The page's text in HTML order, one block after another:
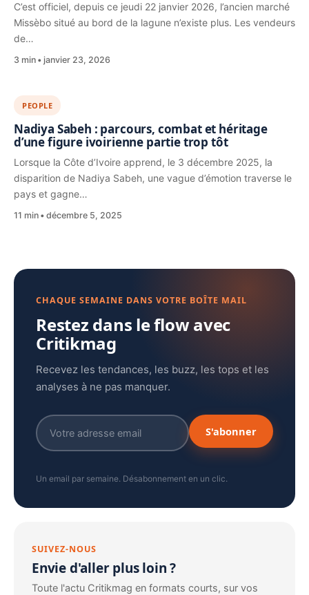
C’est officiel, depuis ce jeudi 22 janvier 2026, l’ancien marché
Missèbo situé au bord de la lagune n’existe plus. Les vendeurs
de…
3 min janvier 23, 2026
PEOPLE
Nadiya Sabeh : parcours, combat et héritage
d’une figure ivoirienne partie trop tôt
Lorsque la Côte d’Ivoire apprend, le 3 décembre 2025, la
disparition de Nadiya Sabeh, une vague d’émotion traverse le
pays et gagne…
11 min décembre 5, 2025
CHAQUE SEMAINE DANS VOTRE BOÎTE MAIL
Restez dans le flow avec
Critikmag
Recevez les tendances, les buzz, les tops et les
analyses à ne pas manquer.
S'abonner
Un email par semaine. Désabonnement en un clic.
SUIVEZ-NOUS
Envie d'aller plus loin ?
Toute l'actu Critikmag en formats courts, sur vos